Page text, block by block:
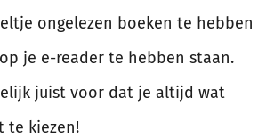
ongelezen boeken te hebben
je e-reader te hebben staan.
juist voor dat je altijd wat
te kiezen!